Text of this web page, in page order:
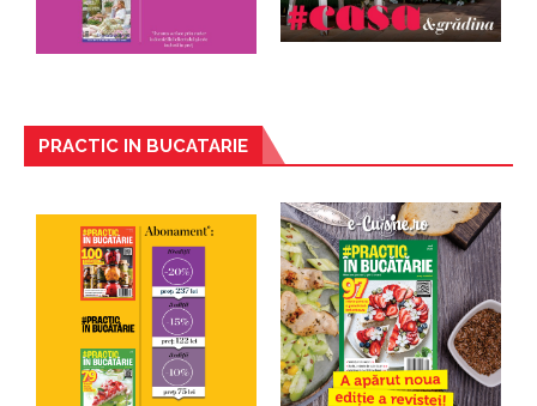
PRACTIC IN BUCATARIE